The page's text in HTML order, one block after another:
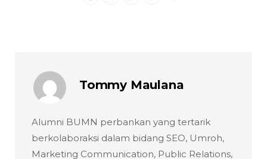
Tommy Maulana
Alumni BUMN perbankan yang tertarik
berkolaboraksi dalam bidang SEO, Umroh,
Marketing Communication, Public Relations,